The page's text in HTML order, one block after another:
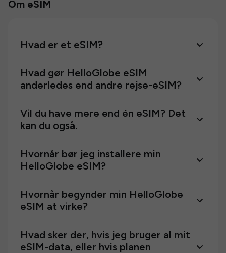
Om eSIM
Hvad er et eSIM?
Hvad gør HelloGlobe eSIM
anderledes end andre rejse-eSIM?
Vil du have mere end én eSIM? Det
kan du også.
Hvornår bør jeg installere min
HelloGlobe eSIM?
Hvornår begynder min HelloGlobe
eSIM at virke?
Hvad sker der, hvis jeg bruger al mit
eSIM-data, eller hvis planen